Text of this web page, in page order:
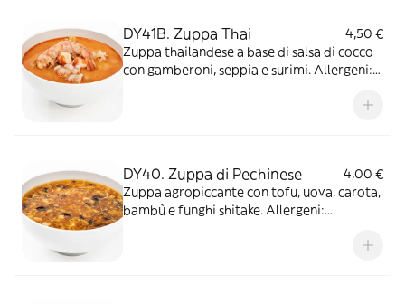
DY41B. Zuppa Thai
4,50 €
Zuppa thailandese a base di salsa di cocco
con gamberoni, seppia e surimi. Allergeni:
DY40. Zuppa di Pechinese
4,00 €
Zuppa agropiccante con tofu, uova, carota,
bambù e funghi shitake. Allergeni: